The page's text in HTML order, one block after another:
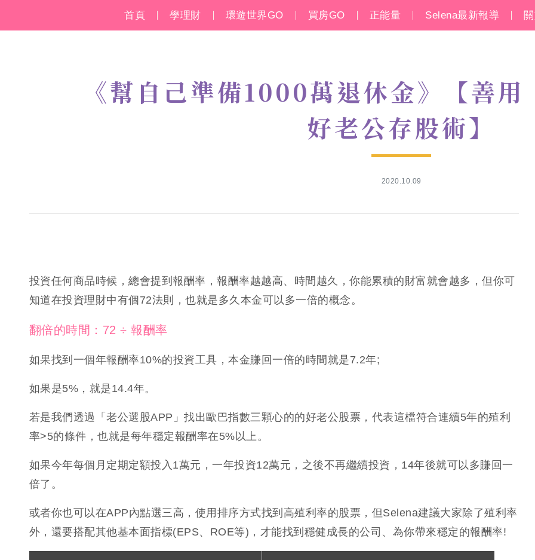
首頁 學理財 環遊世界GO 買房GO 正能量 Selena最新報導
《幫自己準備1000萬退休金》【善
好老公存股術】
2020.10.09
投資任何商品時候，總會提到報酬率，報酬率越越高、時間越久，你能累積的財富就會越多，但你可
知道在投資理財中有個72法則，也就是多久本金可以多一倍的概念。
翻倍的時間：72 ÷ 報酬率
如果找到一個年報酬率10%的投資工具，本金賺回一倍的時間就是7.2年;
如果是5%，就是14.4年。
若是我們透過「老公選股APP」找出歐巴指數三顆心的的好老公股票，代表這檔符合連續5年的殖利
率>5的條件，也就是每年穩定報酬率在5%以上。
如果今年每個月定期定額投入1萬元，一年投資12萬元，之後不再繼續投資，14年後就可以多賺回一
倍了。
或者你也可以在APP內點選三高，使用排序方式找到高殖利率的股票，但Selena建議大家除了殖利率
外，還要搭配其他基本面指標(EPS、ROE等)，才能找到穩健成長的公司、為你帶來穩定的報酬率!